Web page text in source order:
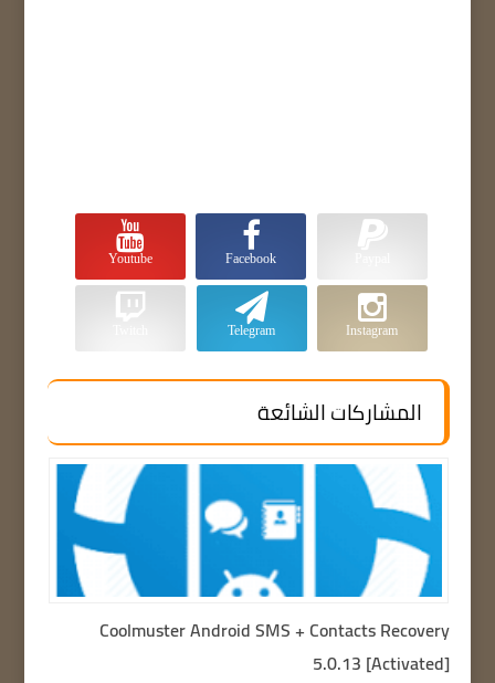
Facebook
Youtube
Instagram
Telegram
المشاركات الشائعة
Coolmuster Android SMS + Contacts Recovery
5.0.13 [Activated]